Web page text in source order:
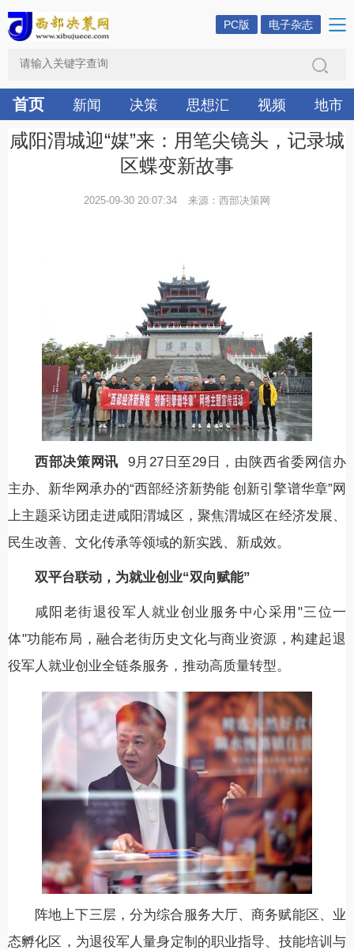
PC版 电子杂志
首页 新闻 决策 思想汇 视频 地市
咸阳渭城迎“媒”来：用笔尖镜头，记录城
区蝶变新故事
2025-09-30 20:07:34 来源：西部决策网
西部决策网讯 9月27日至29日，由陕西省委网信办
主办、新华网承办的“西部经济新势能 创新引擎谱华章”网
上主题采访团走进咸阳渭城区，聚焦渭城区在经济发展、
民生改善、文化传承等领域的新实践、新成效。
双平台联动，为就业创业“双向赋能”
咸阳老街退役军人就业创业服务中心采用"三位一
体"功能布局，融合老街历史文化与商业资源，构建起退
役军人就业创业全链条服务，推动高质量转型。
阵地上下三层，分为综合服务大厅、商务赋能区、业
态孵化区，为退役军人量身定制的职业指导、技能培训与